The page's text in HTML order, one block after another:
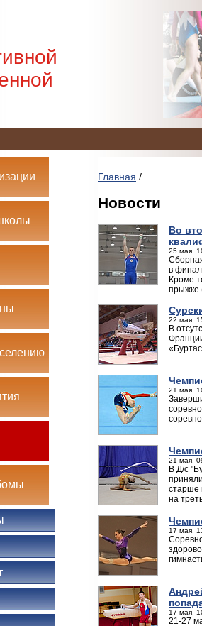
Главная /
Новости
Во
25 мая,
в финал
Кроме
прыжке
22 мая,
В
21 мая,
21 мая,
В Д/с
старше
на
17 мая,
17 мая,
21-27